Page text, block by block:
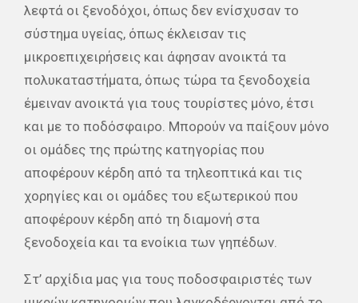
λεφτά οι ξενοδόχοι, όπως δεν ενίσχυσαν το
σύστημα υγείας, όπως έκλεισαν τις
μικροεπιχειρήσεις και άφησαν ανοικτά τα
πολυκαταστήματα, όπως τώρα τα ξενοδοχεία
έμειναν ανοικτά για τους τουρίστες μόνο, έτσι
και με το ποδόσφαιρο. Μπορούν να παίξουν μόνο
οι ομάδες της πρώτης κατηγορίας που
αποφέρουν κέρδη από τα τηλεοπτικά και τις
χορηγίες και οι ομάδες του εξωτερικού που
αποφέρουν κέρδη από τη διαμονή στα
ξενοδοχεία και τα ενοίκια των γηπέδων.
Στ’ αρχίδια μας για τους ποδοσφαιριστές των